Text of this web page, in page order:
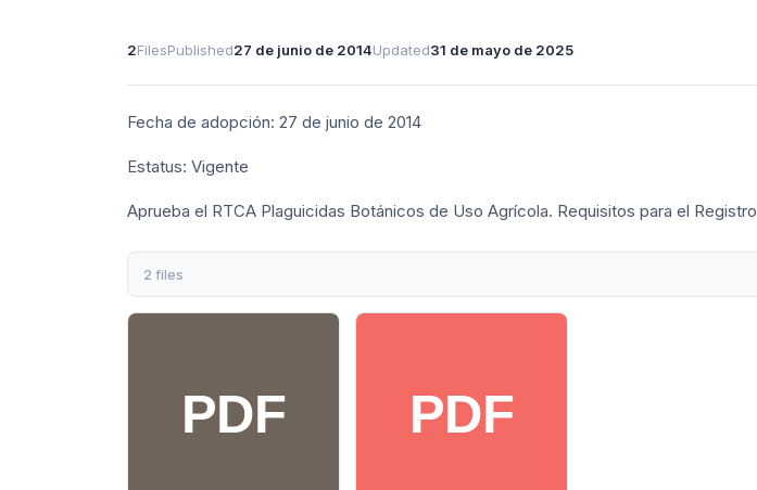
2FilesPublished27 de junio de 2014Updated31 de mayo de 2025
Fecha de adopción: 27 de junio de 2014
Estatus: Vigente
Aprueba el RTCA Plaguicidas Botánicos de Uso Agrícola. Requisitos para el Registro
2 files